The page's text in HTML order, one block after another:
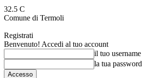
32.5 C
Comune di Termoli
Registrati
Benvenuto! Accedi al tuo account
il tuo username
la tua password